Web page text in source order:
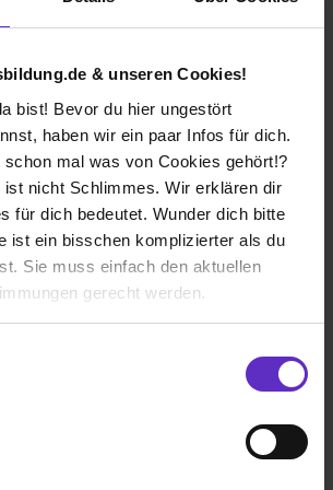
& unseren Cookies!
bist! Bevor du hier ungestört
haben wir ein paar Infos für dich.
mal was von Cookies gehört!?
ist nicht Schlimmes. Wir erklären dir
für dich bedeutet. Wunder dich bitte
ist ein bisschen komplizierter als du
Sie muss einfach den aktuellen
gerecht werden.
getroffenen Einstellungen zu
für eine
Ihnen aus?
per Mail ( Anschreiben,
Zeugnisse)an
Die Bewerbungsunterlagen
folgt ggf. eine Einladung zum
Sofern die Bewerber uns im
haben, laden wir zu einen
daran fällt die
Bewerber von uns einen
bekommt.
Wochen nach Start der
Assessment-Center statt. Sofern wir
Termine und den nachfolgenden
interessante Bewerber gefunden
einen Ausbildungsvertrag an.
Assessment-Center